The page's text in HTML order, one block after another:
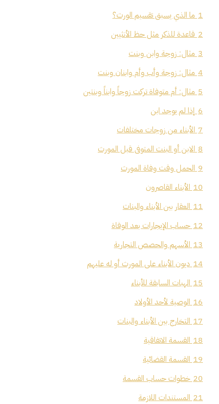
1 ما الذي يسبق تقسيم الورث؟
2 قاعدة للذكر مثل حظ الأنثيين
3 مثال: زوجة وابن وبنت
4 مثال: زوجة وأب وأم وابنان وبنت
5 مثال: أم متوفاة تركت زوجاً وابناً وبنتين
6 إذا لم يوجد ابن
7 الأبناء من زوجات مختلفات
8 الابن أو البنت المتوفى قبل المورث
9 الحمل وقت وفاة المورث
10 الأبناء القاصرون
11 العقار بين الأبناء والبنات
12 حساب الإيجارات بعد الوفاة
13 الأسهم والحصص التجارية
14 ديون الأبناء على المورث أو له عليهم
15 الهبات السابقة للأبناء
16 الوصية لأحد الأولاد
17 التخارج بين الأبناء والبنات
18 القسمة الاتفاقية
19 القسمة القضائية
20 خطوات حساب القسمة
21 المستندات اللازمة